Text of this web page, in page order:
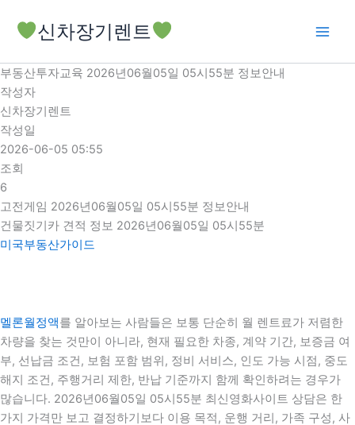
로
건
너
뛰
기
신차장기렌트
부동산투자교육 2026년06월05일 05시55분 정보안내
작성자
신차장기렌트
작성일
2026-06-05 05:55
조회
6
고전게임 2026년06월05일 05시55분 정보안내
건물짓기카 견적 정보 2026년06월05일 05시55분
미국부동산가이드
멜론월정액를 알아보는 사람들은 보통 단순히 월 렌트료가 저렴한
차량을 찾는 것만이 아니라, 현재 필요한 차종, 계약 기간, 보증금 여
부, 선납금 조건, 보험 포함 범위, 정비 서비스, 인도 가능 시점, 중도
해지 조건, 주행거리 제한, 반납 기준까지 함께 확인하려는 경우가
많습니다. 2026년06월05일 05시55분 최신영화사이트 상담은 한
가지 가격만 보고 결정하기보다 이용 목적, 운행 거리, 가족 구성, 사